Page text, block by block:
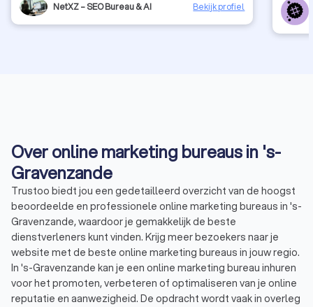
NetXZ – SEO Bureau & AI Bekijk profiel
Over online marketing bureaus in 's-
Gravenzande
Trustoo biedt jou een gedetailleerd overzicht van de hoogst
beoordeelde en professionele online marketing bureaus in 's-
Gravenzande, waardoor je gemakkelijk de beste
dienstverleners kunt vinden. Krijg meer bezoekers naar je
website met de beste online marketing bureaus in jouw regio.
In 's-Gravenzande kan je een online marketing bureau inhuren
voor het promoten, verbeteren of optimaliseren van je online
reputatie en aanwezigheid. De opdracht wordt vaak in overleg